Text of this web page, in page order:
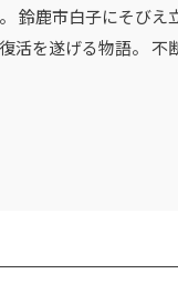
鈴鹿市白子にそび
活を遂げる物語。